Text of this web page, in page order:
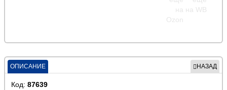
ОПИСАНИЕ НАЗАД
Код: 87639